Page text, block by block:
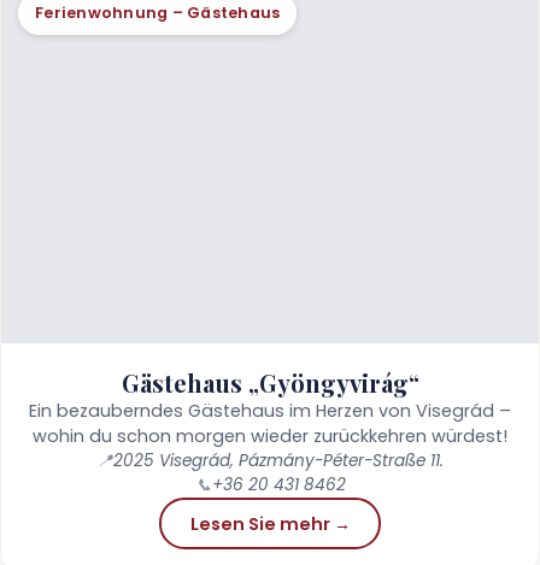
Ferienwohnung – Gästehaus
Gästehaus „Gyöngyvirág“
Ein bezauberndes Gästehaus im Herzen von Visegrád –
wohin du schon morgen wieder zurückkehren würdest!
📍2025 Visegrád, Pázmány-Péter-Straße 11.
📞+36 20 431 8462
Lesen Sie mehr →